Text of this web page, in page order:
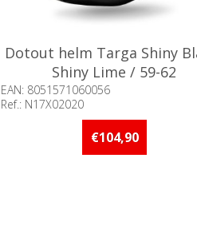
Dotout helm Targa Shiny
Shiny Lime / 59-62
EAN: 8051571060056
Ref.: N17X02020
Beschikbaarheid:: Minder dan 5
€104,90